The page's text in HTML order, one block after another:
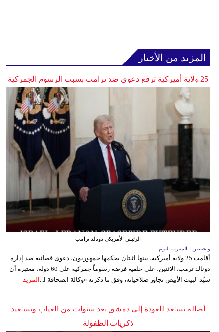
المزيد من الأخبار
25 ولاية أميركية ترفع دعوى ضد ترامب بسبب الرسوم الجمركية
الرئيس الأمريكي دونالد ترامب
واشنطن - المغرب اليوم
أقامت 25 ولاية أميركية، بينها اثنتان يحكمها جمهوريون، دعوى قضائية ضد إدارة
دونالد ترمب، الاثنين، على خلفية فرضه رسوماً جمركية على 60 دولة، معتبرة أن
سيّد البيت الأبيض تجاوز صلاحياته، وفق ما ذكرته «وكالة الصحافة ا... المزيد
أصالة تستعد للعودة إلى دمشق بعد سنوات من الغياب وتستعيد
ذكريات الطفولة